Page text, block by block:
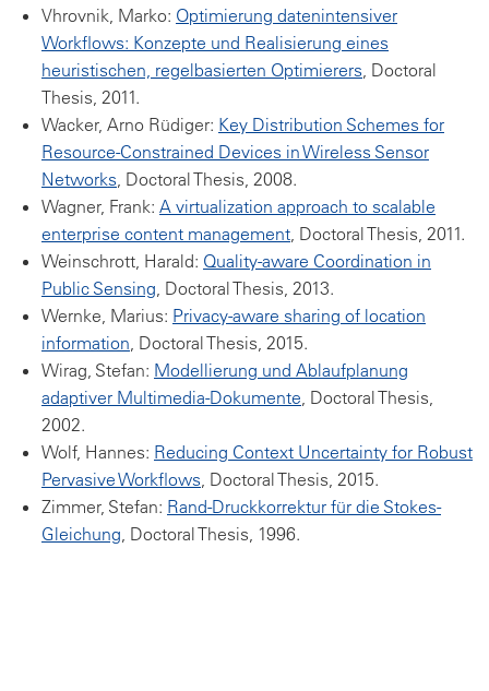
Vhrovnik, Marko: Optimierung datenintensiver
Workflows: Konzepte und Realisierung eines
heuristischen, regelbasierten Optimierers, Doctoral
Thesis, 2011.
Wacker, Arno Rüdiger: Key Distribution Schemes for
Resource-Constrained Devices in Wireless Sensor
Networks, Doctoral Thesis, 2008.
Wagner, Frank: A virtualization approach to scalable
enterprise content management, Doctoral Thesis, 2011.
Weinschrott, Harald: Quality-aware Coordination in
Public Sensing, Doctoral Thesis, 2013.
Wernke, Marius: Privacy-aware sharing of location
information, Doctoral Thesis, 2015.
Wirag, Stefan: Modellierung und Ablaufplanung
adaptiver Multimedia-Dokumente, Doctoral Thesis,
2002.
Wolf, Hannes: Reducing Context Uncertainty for Robust
Pervasive Workflows, Doctoral Thesis, 2015.
Zimmer, Stefan: Rand-Druckkorrektur für die Stokes-
Gleichung, Doctoral Thesis, 1996.